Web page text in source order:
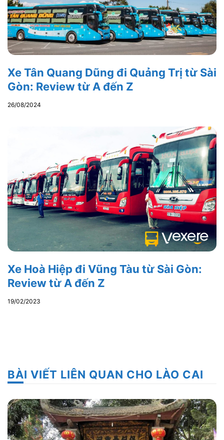
Xe Tân Quang Dũng đi Quảng Trị từ Sài
Gòn: Review từ A đến Z
26/08/2024
Xe Hoà Hiệp đi Vũng Tàu từ Sài Gòn:
Review từ A đến Z
19/02/2023
BÀI VIẾT LIÊN QUAN CHO LÀO CAI